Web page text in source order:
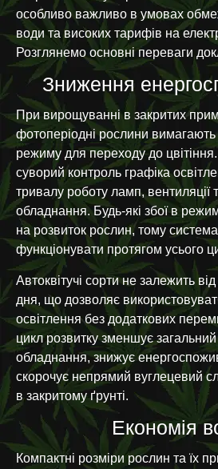
особливо важливо в умовах
води та високих тарифів на
Розглянемо основні переваги
Зниження
При вирощуванні в закритих
фотоперіодні рослини вимагають
режиму для переходу до
суворий контроль графіка
тривалу роботу ламп, вентиляції
обладнання. Будь-які збої в
на розвиток рослин, тому
функціонувати протягом усього
Автоквітучі сорти не залежить
дня, що дозволяє
освітлення без додаткових
цикл розвитку зменшує
обладнання, знижує
скорочує непрямий вуглецевий
в закритому ґрунті.
Економія
Компактні розміри рослин та їх